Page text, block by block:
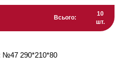
Всього:
10
шт.
№47 290*210*80